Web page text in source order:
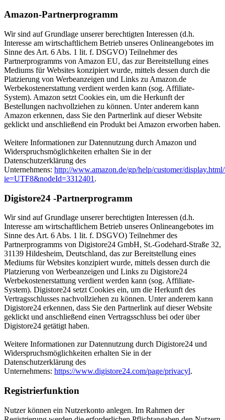
Amazon-Partnerprogramm
Wir sind auf Grundlage unserer berechtigten Interessen (d.h.
Interesse am wirtschaftlichem Betrieb unseres Onlineangebotes im
Sinne des Art. 6 Abs. 1 lit. f. DSGVO) Teilnehmer des
Partnerprogramms von Amazon EU, das zur Bereitstellung eines
Mediums für Websites konzipiert wurde, mittels dessen durch die
Platzierung von Werbeanzeigen und Links zu Amazon.de
Werbekostenerstattung verdient werden kann (sog. Affiliate-
System). Amazon setzt Cookies ein, um die Herkunft der
Bestellungen nachvollziehen zu können. Unter anderem kann
Amazon erkennen, dass Sie den Partnerlink auf dieser Website
geklickt und anschließend ein Produkt bei Amazon erworben haben.
Weitere Informationen zur Datennutzung durch Amazon und
Widerspruchsmöglichkeiten erhalten Sie in der
Datenschutzerklärung des
Unternehmens: http://www.amazon.de/gp/help/customer/
ie=UTF8&nodeId=3312401 .
Digistore24 -Partnerprogramm
Wir sind auf Grundlage unserer berechtigten Interessen (d.h.
Interesse am wirtschaftlichem Betrieb unseres Onlineangebotes im
Sinne des Art. 6 Abs. 1 lit. f. DSGVO) Teilnehmer des
Partnerprogramms von Digistore24 GmbH, St.-Godehard-Straße 32,
31139 Hildesheim, Deutschland, das zur Bereitstellung eines
Mediums für Websites konzipiert wurde, mittels dessen durch die
Platzierung von Werbeanzeigen und Links zu Digistore24
Werbekostenerstattung verdient werden kann (sog. Affiliate-
System). Digistore24 setzt Cookies ein, um die Herkunft des
Vertragsschlusses nachvollziehen zu können. Unter anderem kann
Digistore24 erkennen, dass Sie den Partnerlink auf dieser Website
geklickt und anschließend einen Vertragsschluss bei oder über
Digistore24 getätigt haben.
Weitere Informationen zur Datennutzung durch Digistore24 und
Widerspruchsmöglichkeiten erhalten Sie in der
Datenschutzerklärung des
Unternehmens: https://www.digistore24.com/page/privacyl.
Registrierfunktion
Nutzer können ein Nutzerkonto anlegen. Im Rahmen der